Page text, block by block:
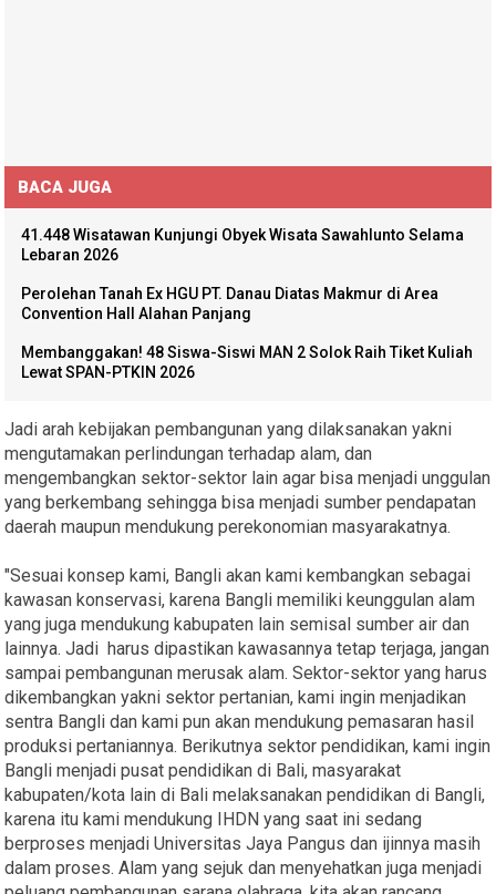
BACA JUGA
41.448 Wisatawan Kunjungi Obyek Wisata Sawahlunto Selama
Lebaran 2026
Perolehan Tanah Ex HGU PT. Danau Diatas Makmur di Area
Convention Hall Alahan Panjang
Membanggakan! 48 Siswa-Siswi MAN 2 Solok Raih Tiket Kuliah
Lewat SPAN-PTKIN 2026
Jadi arah kebijakan pembangunan yang dilaksanakan yakni
mengutamakan perlindungan terhadap alam, dan
mengembangkan sektor-sektor lain agar bisa menjadi unggulan
yang berkembang sehingga bisa menjadi sumber pendapatan
daerah maupun mendukung perekonomian masyarakatnya.
"Sesuai konsep kami, Bangli akan kami kembangkan sebagai
kawasan konservasi, karena Bangli memiliki keunggulan alam
yang juga mendukung kabupaten lain semisal sumber air dan
lainnya. Jadi harus dipastikan kawasannya tetap terjaga, jangan
sampai pembangunan merusak alam. Sektor-sektor yang harus
dikembangkan yakni sektor pertanian, kami ingin menjadikan
sentra Bangli dan kami pun akan mendukung pemasaran hasil
produksi pertaniannya. Berikutnya sektor pendidikan, kami ingin
Bangli menjadi pusat pendidikan di Bali, masyarakat
kabupaten/kota lain di Bali melaksanakan pendidikan di Bangli,
karena itu kami mendukung IHDN yang saat ini sedang
berproses menjadi Universitas Jaya Pangus dan ijinnya masih
dalam proses. Alam yang sejuk dan menyehatkan juga menjadi